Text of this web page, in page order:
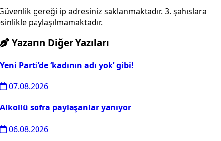
gereği ip adresiniz saklanmaktadır. 3. şahıslara
paylaşılmamaktadır.
Yazarın Diğer Yazıları
Yeni Parti’de ‘kadının adı yok’ gibi!
07.08.2026
Alkollü sofra paylaşanlar yanıyor
06.08.2026